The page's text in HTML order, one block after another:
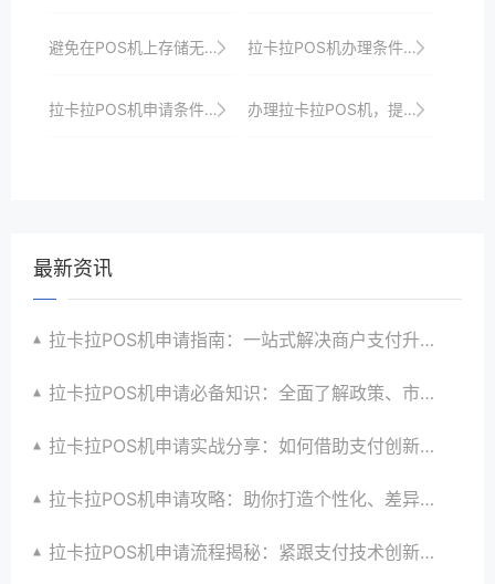
避免在POS机上存储无效或过期的优惠券信息。 拉卡拉POS机办理条件与所需材料解析：一站式服务助你快速接入支付市场并享受优惠政策
拉卡拉POS机申请条件：企业用户需要注意什么？ 办理拉卡拉POS机，提升商家收银效率与品牌形象，开启线上线下融合收银新时代
最新资讯
拉卡拉POS机申请指南：一站式解决商户支付升级、智能化与创新需求
拉卡拉POS机申请必备知识：全面了解政策、市场、技术与创新趋势
拉卡拉POS机申请实战分享：如何借助支付创新技术提升商户运营效益与效率
拉卡拉POS机申请攻略：助你打造个性化、差异化支付体验以提升竞争力
拉卡拉POS机申请流程揭秘：紧跟支付技术创新步伐，抢占市场先机